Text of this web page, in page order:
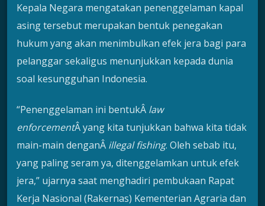
Kepala Negara mengatakan penenggelaman kapal
asing tersebut merupakan bentuk penegakan
hukum yang akan menimbulkan efek jera bagi para
pelanggar sekaligus menunjukkan kepada dunia
soal kesungguhan Indonesia.
“Penenggelaman ini bentukÂ law
enforcementÂ yang kita tunjukkan bahwa kita tidak
main-main denganÂ illegal fishing. Oleh sebab itu,
yang paling seram ya, ditenggelamkan untuk efek
jera,” ujarnya saat menghadiri pembukaan Rapat
Kerja Nasional (Rakernas) Kementerian Agraria dan